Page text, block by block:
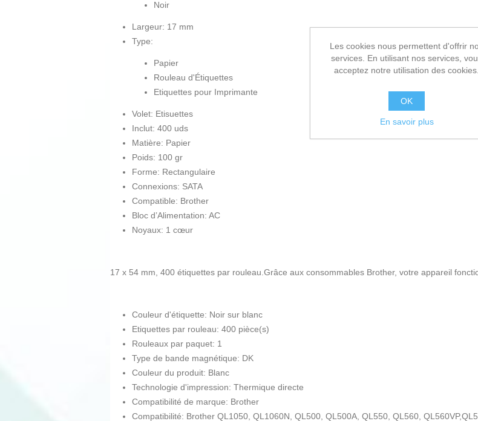
Noir
Largeur: 17 mm
Type:
Papier
Rouleau d'Étiquettes
Etiquettes pour Imprimante
Volet: Etisuettes
Inclut: 400 uds
Matière: Papier
Poids: 100 gr
Forme: Rectangulaire
Connexions: SATA
Compatible: Brother
Bloc d’Alimentation: AC
Noyaux: 1 cœur
17 x 54 mm, 400 étiquettes par rouleau.Grâce aux consommables Brother, votre appareil
Couleur d'étiquette: Noir sur blanc
Etiquettes par rouleau: 400 pièce(s)
Rouleaux par paquet: 1
Type de bande magnétique: DK
Couleur du produit: Blanc
Technologie d'impression: Thermique directe
Compatibilité de marque: Brother
Compatibilité: Brother QL1050, QL1060N, QL500, QL500A, QL550, QL560,
Les cookies nous permettent d'offrir
services. En utilisant nos services,
acceptez notre utilisation des cookies.
OK
En savoir plus